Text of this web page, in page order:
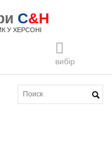
C&H
У ХЕРСОНІ
вибір